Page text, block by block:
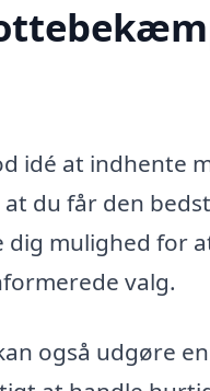
idé at indhente
du får den
dig mulighed for
valg.
også udgøre en